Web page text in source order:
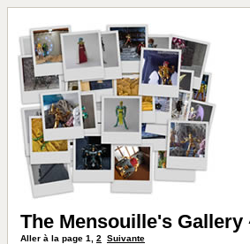
The Mensouille's Gallery
Aller à la page 1 2 Suivante